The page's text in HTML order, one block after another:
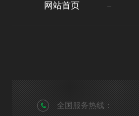
网站首页
全国服务热线：